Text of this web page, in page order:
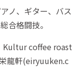
ノ、ギター、バス
合格闘技。
Kultur coffee roast
龍軒(eiryuuken.c